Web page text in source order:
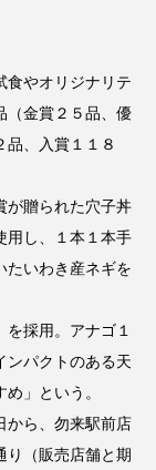
やオリジナリテ
（金賞２５品、優
品、入賞１１８
が贈られた穴子丼
用し、１本１本手
たいわき産ネギを
採用。アナゴ１
ンパクトのある天
」という。
から、勿来駅前店
り（販売店舗と期